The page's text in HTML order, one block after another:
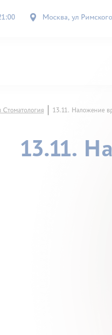
Москва, ул
Стоматология 13.11. Наложение
13.11.